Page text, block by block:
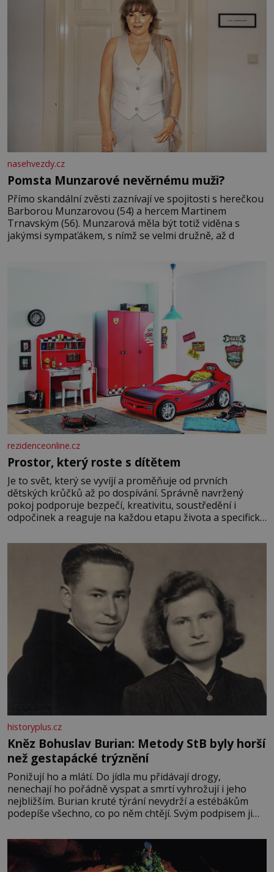
nasehvezdy.cz
Pomsta Munzarové nevěrnému muži?
Přímo skandální zvěsti zaznívají ve spojitosti s herečkou
Barborou Munzarovou (54) a hercem Martinem
Trnavským (56). Munzarová měla být totiž viděna s
jakýmsi sympaťákem, s nímž se velmi družně, až d
rezidenceonline.cz
Prostor, který roste s dítětem
Je to svět, který se vyvíjí a proměňuje od prvních
dětských krůčků až po dospívání. Správně navržený
pokoj podporuje bezpečí, kreativitu, soustředění i
odpočinek a reaguje na každou etapu života a specifické
měkkost a bezpečí, proto by pokoj miminka měl působit
především klidně a útulně. Předškolní věk je
historyplus.cz
Kněz Bohuslav Burian: Metody StB byly horší
než gestapácké trýznění
Ponižují ho a mlátí. Do jídla mu přidávají drogy,
nenechají ho pořádně vyspat a smrtí vyhrožují i jeho
nejbližším. Burian kruté týrání nevydrží a estébákům
podepíše všechno, co po něm chtějí. Svým podpisem jim
fyzický ani psychický nátlak. Syn brněnského řezníka
chce být knězem a